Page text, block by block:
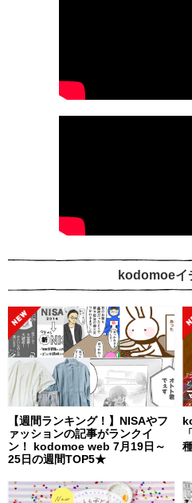
kodomoeイ
【週間ランキング！】NISAやフ
ァッションの記事がランクイ
ン！ kodomoe web 7月19日～
25日の週間TOP5★